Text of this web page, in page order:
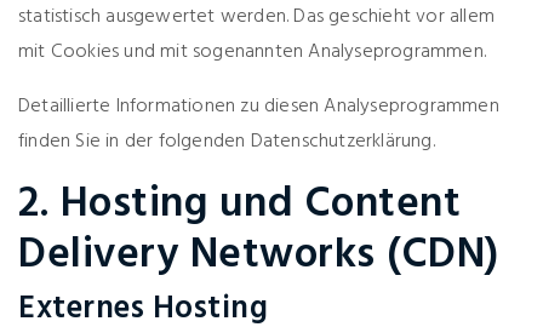
statistisch ausgewertet werden. Das geschieht vor allem
mit Cookies und mit sogenannten Analyseprogrammen.
Detaillierte Informationen zu diesen Analyseprogrammen
finden Sie in der folgenden Datenschutzerklärung.
2. Hosting und Content
Delivery Networks (CDN)
Externes Hosting